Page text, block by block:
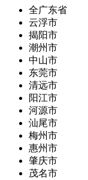
全广东省
云浮市
揭阳市
潮州市
中山市
东莞市
清远市
阳江市
河源市
汕尾市
梅州市
惠州市
肇庆市
茂名市